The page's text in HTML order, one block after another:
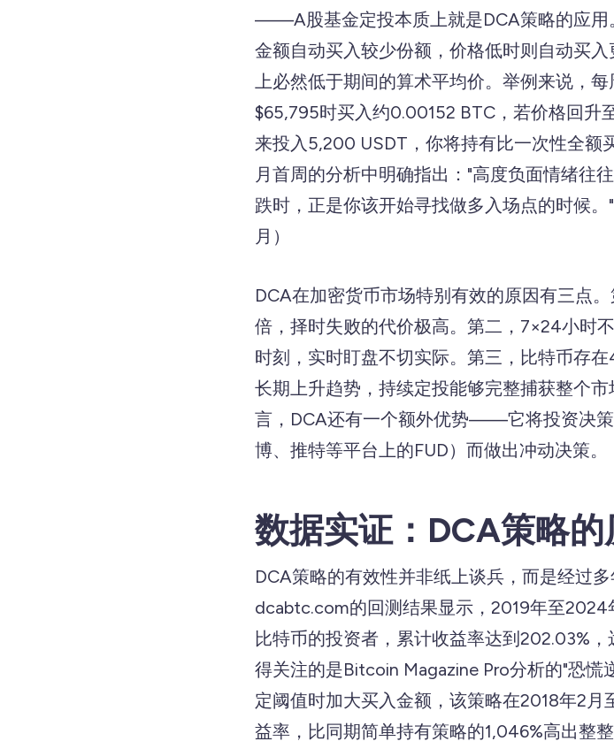
——A股基金定投本质上就是DCA策略的应用
金额自动买入较少份额，价格低时则自动买
上必然低于期间的算术平均价。举例来说，
$65,795时买入约0.00152 BTC，若价格回
来投入5,200 USDT，你将持有比一次性全
月首周的分析中明确指出："高度负面情绪往
跌时，正是你该开始寻找做多入场点的时候
月）
DCA在加密货币市场特别有效的原因有三点
倍，择时失败的代价极高。第二，7×24小时
时刻，实时盯盘不切实际。第三，比特币存
长期上升趋势，持续定投能够完整捕获整个
言，DCA还有一个额外优势——它将投资决
博、推特等平台上的FUD）而做出冲动决策。
数据实证：DCA策略
DCA策略的有效性并非纸上谈兵，而是经过多
dcabtc.com的回测结果显示，2019年至
比特币的投资者，累计收益率达到202.03%
得关注的是Bitcoin Magazine Pro分析的"恐
定阈值时加大买入金额，该策略在2018年2
益率，比同期简单持有策略的1,046%高出整